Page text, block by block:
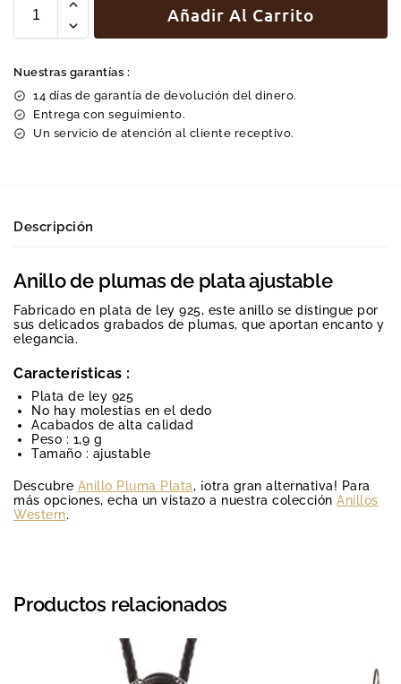
Añadir Al Carrito
Nuestras garantías :
14 días de garantía de devolución del dinero.
Entrega con seguimiento.
Un servicio de atención al cliente receptivo.
Descripción
Anillo de plumas de plata ajustable
Fabricado en plata de ley 925, este anillo se distingue por
sus delicados grabados de plumas, que aportan encanto y
elegancia.
Características :
Plata de ley 925
No hay molestias en el dedo
Acabados de alta calidad
Peso : 1,9 g
Tamaño : ajustable
Descubre Anillo Pluma Plata, ¡otra gran alternativa! Para
más opciones, echa un vistazo a nuestra colección Anillos
Western.
Productos relacionados